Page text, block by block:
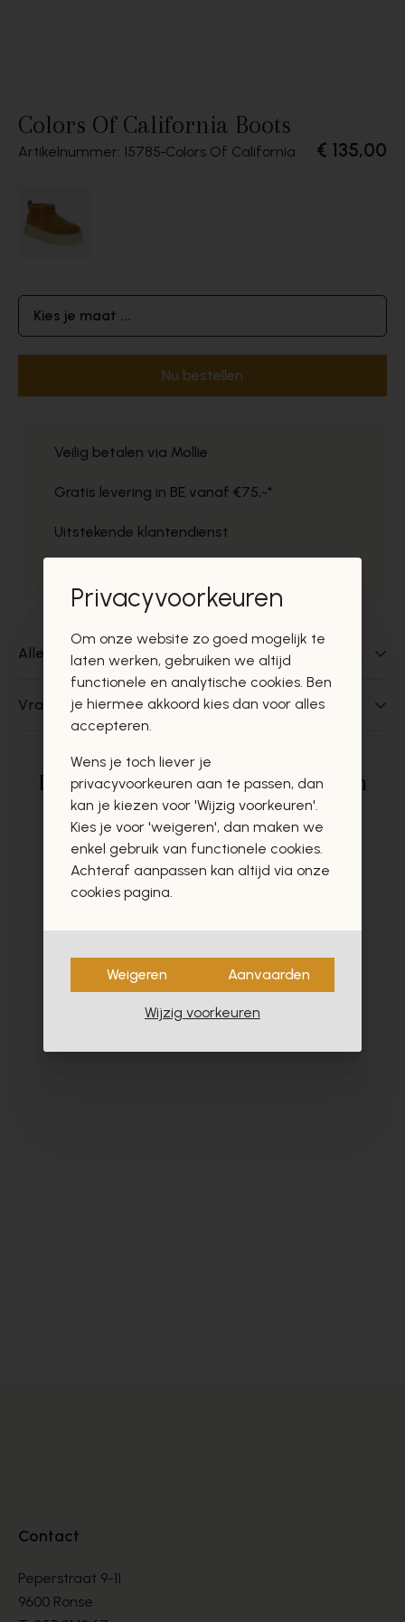
Colors Of California Boots
Artikelnummer: 15785 Colors Of California € 135,00
Kies je maat ...
Nu bestellen
Veilig betalen via Mollie
Gratis levering in BE vanaf €75,-*
Uitstekende klantendienst
Alles over dit product
Vragen over dit product?
Deze producten zullen u zeker en
vast ook interesseren
Contact
Peperstraat 9-11
9600 Ronse
Privacyvoorkeuren
Om onze website zo goed mogelijk te
laten werken, gebruiken we altijd
functionele en analytische cookies. Ben
je hiermee akkoord kies dan voor alles
accepteren.
Wens je toch liever je
privacyvoorkeuren aan te passen, dan
kan je kiezen voor 'Wijzig voorkeuren'.
Kies je voor 'weigeren', dan maken we
enkel gebruik van functionele cookies.
Achteraf aanpassen kan altijd via onze
cookies pagina.
Weigeren Aanvaarden
Wijzig voorkeuren